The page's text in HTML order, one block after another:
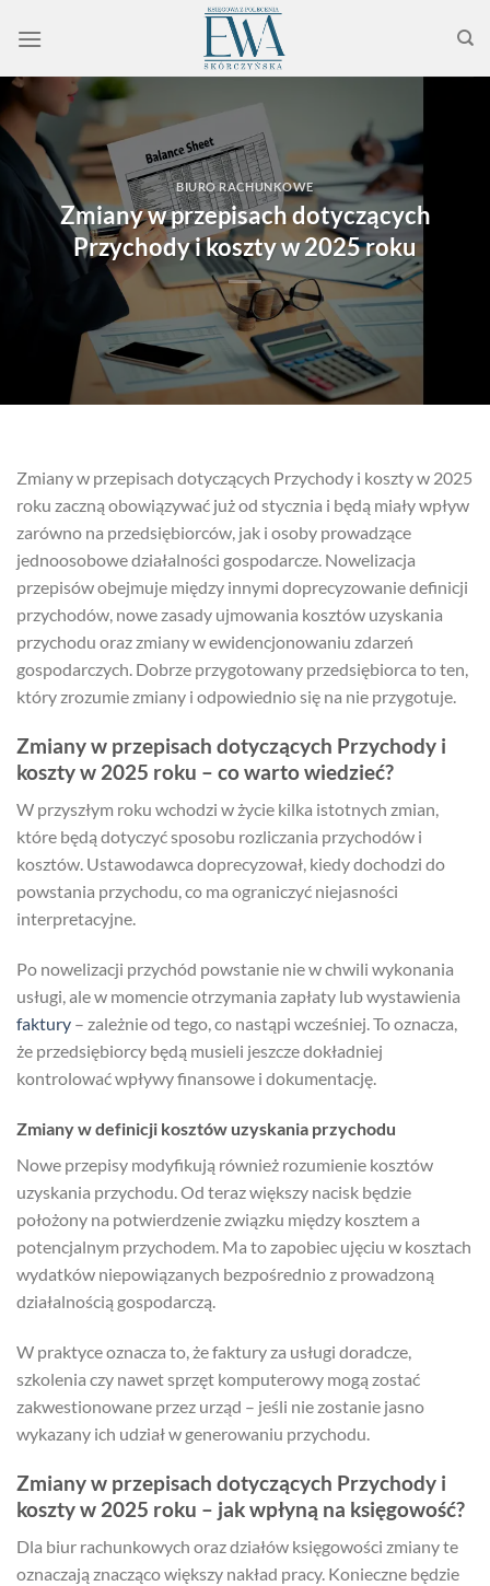
BIURO RACHUNKOWE
Zmiany w przepisach dotyczących
Przychody i koszty w 2025 roku
Zmiany w przepisach dotyczących Przychody i koszty w 2025
roku zaczną obowiązywać już od stycznia i będą miały wpływ
zarówno na przedsiębiorców, jak i osoby prowadzące
jednoosobowe działalności gospodarcze. Nowelizacja
przepisów obejmuje między innymi doprecyzowanie definicji
przychodów, nowe zasady ujmowania kosztów uzyskania
przychodu oraz zmiany w ewidencjonowaniu zdarzeń
gospodarczych. Dobrze przygotowany przedsiębiorca to ten,
który zrozumie zmiany i odpowiednio się na nie przygotuje.
Zmiany w przepisach dotyczących Przychody i
koszty w 2025 roku – co warto wiedzieć?
W przyszłym roku wchodzi w życie kilka istotnych zmian,
które będą dotyczyć sposobu rozliczania przychodów i
kosztów. Ustawodawca doprecyzował, kiedy dochodzi do
powstania przychodu, co ma ograniczyć niejasności
interpretacyjne.
Po nowelizacji przychód powstanie nie w chwili wykonania
usługi, ale w momencie otrzymania zapłaty lub wystawienia
faktury – zależnie od tego, co nastąpi wcześniej. To oznacza,
że przedsiębiorcy będą musieli jeszcze dokładniej
kontrolować wpływy finansowe i dokumentację.
Zmiany w definicji kosztów uzyskania przychodu
Nowe przepisy modyfikują również rozumienie kosztów
uzyskania przychodu. Od teraz większy nacisk będzie
położony na potwierdzenie związku między kosztem a
potencjalnym przychodem. Ma to zapobiec ujęciu w kosztach
wydatków niepowiązanych bezpośrednio z prowadzoną
działalnością gospodarczą.
W praktyce oznacza to, że faktury za usługi doradcze,
szkolenia czy nawet sprzęt komputerowy mogą zostać
zakwestionowane przez urząd – jeśli nie zostanie jasno
wykazany ich udział w generowaniu przychodu.
Zmiany w przepisach dotyczących Przychody i
koszty w 2025 roku – jak wpłyną na księgowość?
Dla biur rachunkowych oraz działów księgowości zmiany te
oznaczają znacząco większy nakład pracy. Konieczne będzie